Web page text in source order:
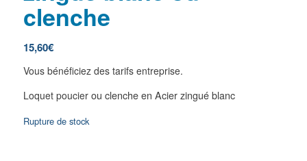
clenche
15,60€
Vous bénéficiez des tarifs entreprise.
Loquet poucier ou clenche en Acier zingué blanc
Rupture de stock